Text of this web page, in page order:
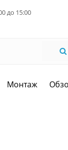
до 15:00
Монтаж